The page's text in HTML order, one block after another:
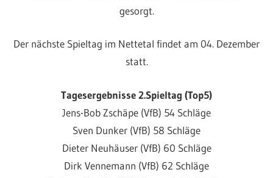
gesorgt.
Der nächste Spieltag im Nettetal findet am 04. Dezember
statt.
Tagesergebnisse 2.Spieltag (Top5)
Jens-Bob Zschäpe (VfB) 54 Schläge
Sven Dunker (VfB) 58 Schläge
Dieter Neuhäuser (VfB) 60 Schläge
Dirk Vennemann (VfB) 62 Schläge